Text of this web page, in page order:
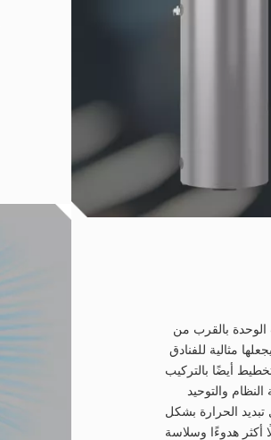
الوحدة بالقرب من
مثالية للفنادق
أيضًا بالتركيب
والتوحيد
الحرارة بشكل
أكثر هدوءًا وسلاسة